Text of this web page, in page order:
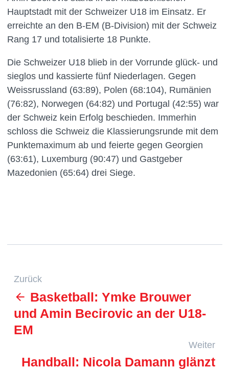
Hauptstadt mit der Schweizer U18 im Einsatz. Er
erreichte an den B-EM (B-Division) mit der Schweiz
Rang 17 und totalisierte 18 Punkte.
Die Schweizer U18 blieb in der Vorrunde glück- und
sieglos und kassierte fünf Niederlagen. Gegen
Weissrussland (63:89), Polen (68:104), Rumänien
(76:82), Norwegen (64:82) und Portugal (42:55) war
der Schweiz kein Erfolg beschieden. Immerhin
schloss die Schweiz die Klassierungsrunde mit dem
Punktemaximum ab und feierte gegen Georgien
(63:61), Luxemburg (90:47) und Gastgeber
Mazedonien (65:64) drei Siege.
Zurück
Basketball: Ymke Brouwer
und Amin Becirovic an der U18-
EM
Weiter
Handball: Nicola Damann glänzt